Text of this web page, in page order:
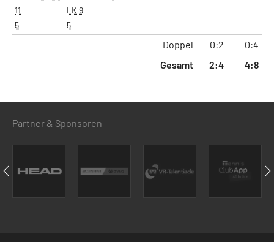
11
5
LK 9
5
Doppel 0:2 0:4
Gesamt
2:4 4:8
Partner & Sponsoren